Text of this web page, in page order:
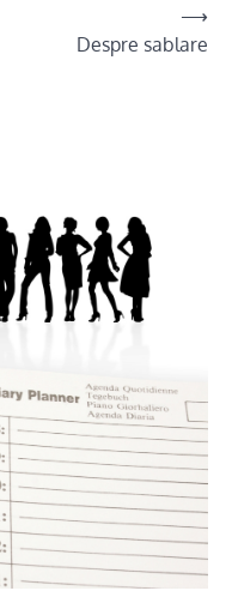
Despre sablare
⟶